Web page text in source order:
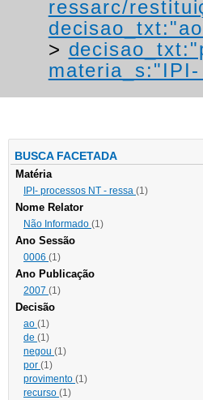
ressarc/
>
BUSCA FACETADA
Matéria
IPI- processos NT - ressa (1)
Nome Relator
Não Informado (1)
Ano Sessão
0006 (1)
Ano Publicação
2007 (1)
Decisão
ao (1)
de (1)
negou (1)
por (1)
provimento (1)
recurso (1)